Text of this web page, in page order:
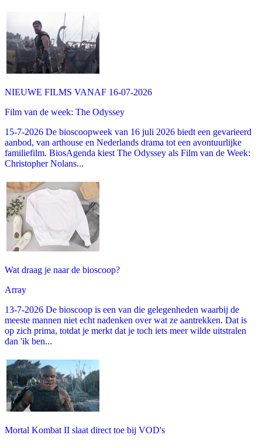
NIEUWE FILMS VANAF 16-07-2026
Film van de week: The Odyssey
15-7-2026 De bioscoopweek van 16 juli 2026 biedt een gevarieerd
aanbod, van arthouse en Nederlands drama tot een avontuurlijke
familiefilm. BiosAgenda kiest The Odyssey als Film van de Week:
Christopher Nolans...
Wat draag je naar de bioscoop?
Array
13-7-2026 De bioscoop is een van die gelegenheden waarbij de
meeste mannen niet echt nadenken over wat ze aantrekken. Dat is
op zich prima, totdat je merkt dat je toch iets meer wilde uitstralen
dan 'ik ben...
Mortal Kombat II slaat direct toe bij VOD's